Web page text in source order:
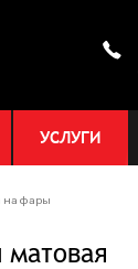
УСЛУГИ
на фары